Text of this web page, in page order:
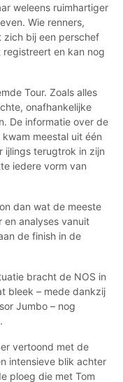
weleens ruimhartiger
Wie renners,
zich bij een perschef
registreert en kan nog
Tour. Zoals alles
onafhankelijke
De informatie over de
meestal uit één
ijlings terugtrok in zijn
iedere vorm van
dan wat de meeste
en analyses vanuit
de finish in de
bracht de NOS in
bleek – mede dankzij
Jumbo – nog
vertoond met de
intensieve blik achter
ploeg die met Tom